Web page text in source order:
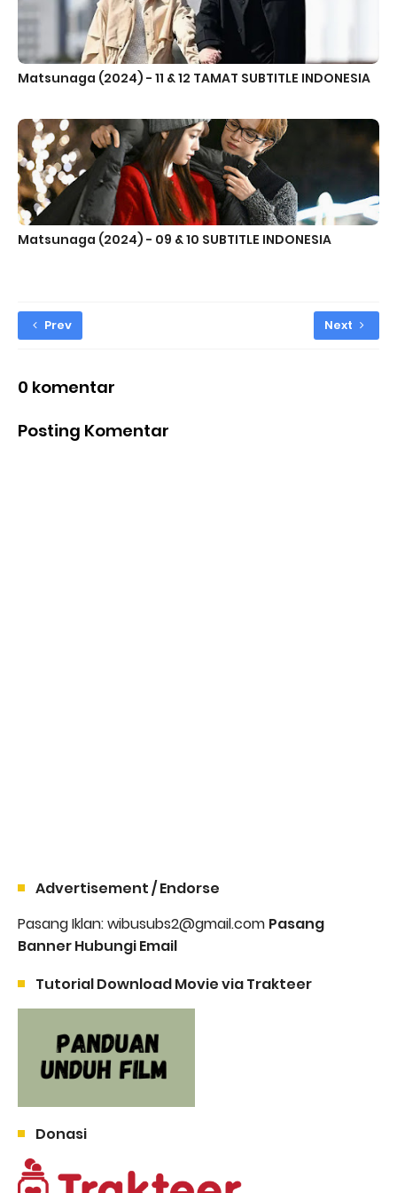
Matsunaga (2024) - 11 & 12 TAMAT SUBTITLE INDONESIA
Matsunaga (2024) - 09 & 10 SUBTITLE INDONESIA
Prev Next
0 komentar
Posting Komentar
Advertisement / Endorse
Pasang Iklan: wibusubs2@gmail.com Pasang
Banner Hubungi Email
Tutorial Download Movie via Trakteer
Donasi